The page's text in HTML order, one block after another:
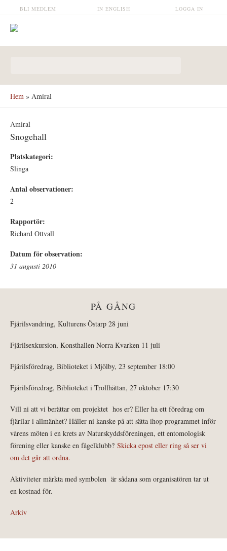
Hoppa till huvudinnehåll LOGGA IN
IN ENGLISH
BLI MEDLEM
Hem » Amiral
Amiral
Snogehall
Platskategori:
Slinga
Antal observationer:
2
Rapportör:
Richard Ottvall
Datum för observation:
31 augusti 2010
PÅ GÅNG
Fjärilsvandring, Kulturens Östarp 28 juni
Fjärilsexkursion, Konsthallen Norra Kvarken 11 juli
Fjärilsföredrag, Biblioteket i Mjölby, 23 september 18:00
Fjärilsföredrag, Biblioteket i Trollhättan, 27 oktober 17:30
Vill ni att vi berättar om projektet hos er? Eller ha ett föredrag om
fjärilar i allmänhet? Håller ni kanske på att sätta ihop programmet inför
vårens möten i en krets av Naturskyddsföreningen, ett entomologisk
förening eller kanske en fågelklubb? Skicka epost eller ring så ser vi
om det går att ordna.
Aktiviteter märkta med symbolen är sådana som organisatören tar ut
en kostnad för.
Arkiv